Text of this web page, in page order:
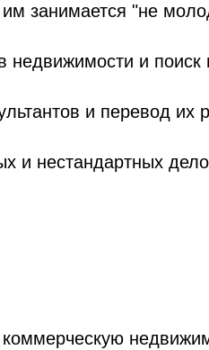
занимается "не
недвижимости и поиск
и перевод их
и нестандартных